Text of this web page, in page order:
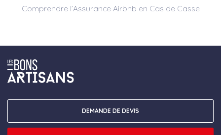
Comprendre l’Assurance Airbnb en Cas de Casse
DEMANDE DE DEVIS